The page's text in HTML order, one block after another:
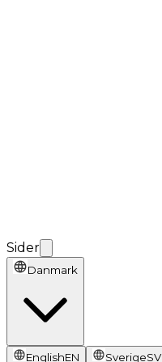
Sider
Danmark
EnglishEN SverigeSV